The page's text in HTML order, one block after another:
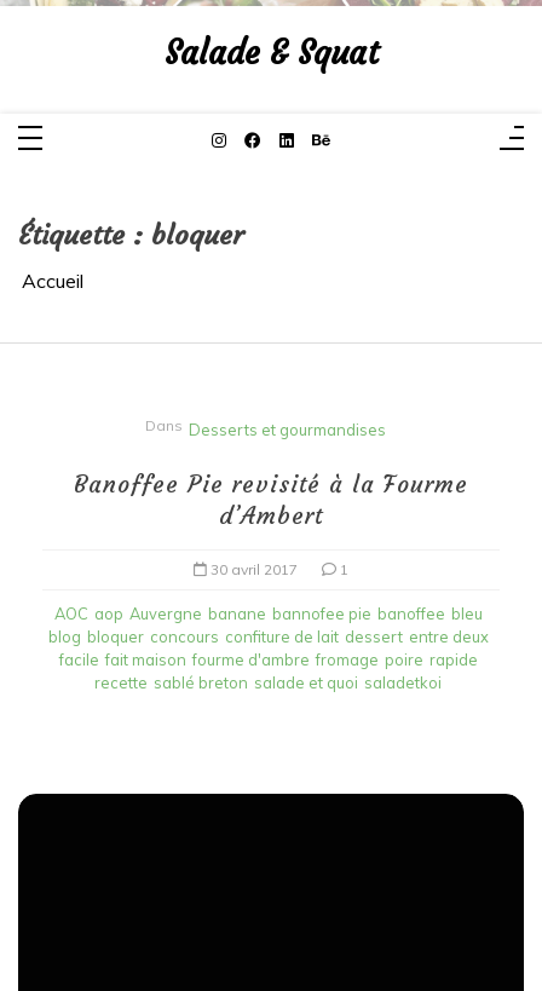
Aller
Salade & Squat
Étiquette : bloquer
Accueil
Dans Desserts et gourmandises
Banoffee Pie revisité à la Fourme
d’Ambert
30 avril 2017 1
AOC aop Auvergne banane bannofee pie banoffee bleu
blog bloquer concours confiture de lait dessert entre deux
facile fait maison fourme d'ambre fromage poire rapide
recette sablé breton salade et quoi saladetkoi